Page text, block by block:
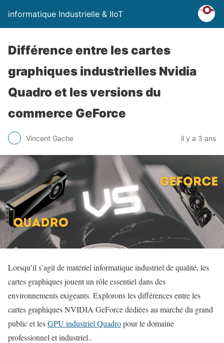
informatique Industrielle & IIoT
Différence entre les cartes
graphiques industrielles Nvidia
Quadro et les versions du
commerce GeForce
Vincent Gache il y a 3 ans
Lorsqu’il s’agit de matériel informatique industriel de qualité, les
cartes graphiques jouent un rôle essentiel dans des
environnements exigeants. Explorons les différences entre les
cartes graphiques NVIDIA GeForce dédiées au marché du grand
public et lesGPU industriel Quadropour le domaine
professionnel et industriel..